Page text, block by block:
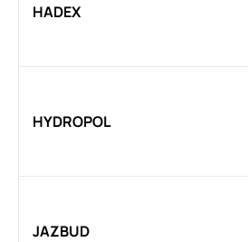
HADEX
HYDROPOL
JAZBUD